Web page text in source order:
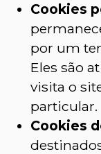
Cookies
por um
Eles são
visita o
particular.
Cookies